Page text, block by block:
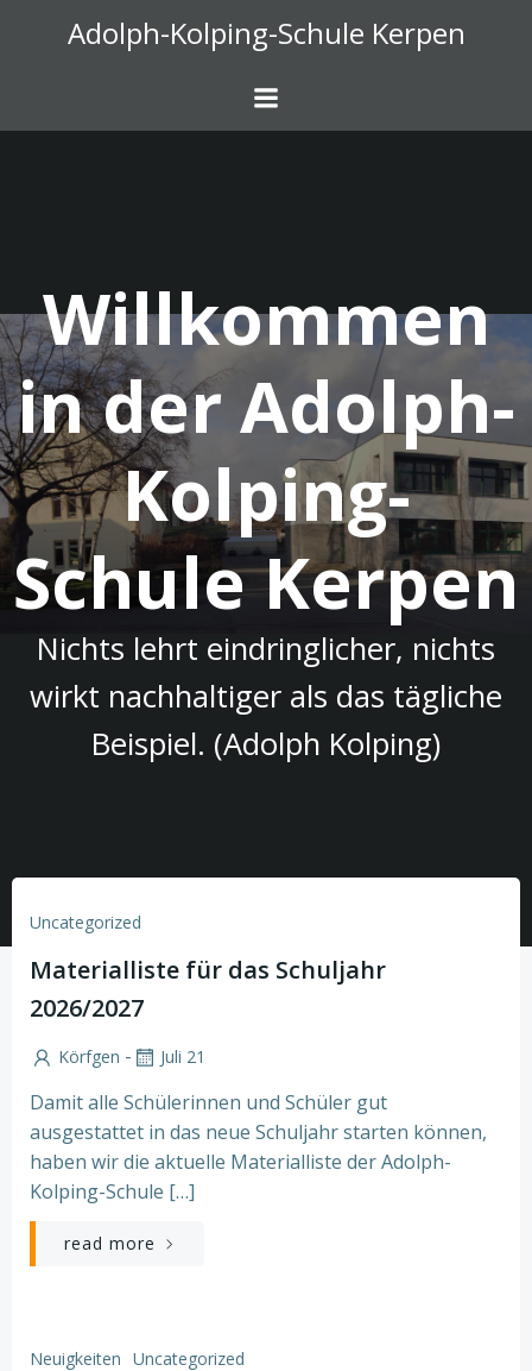
Inhalt
Adolph-Kolping-Schule Kerpen
Willkommen
in der Adolph-
Kolping-
Schule Kerpen
Nichts lehrt eindringlicher, nichts
wirkt nachhaltiger als das tägliche
Beispiel. (Adolph Kolping)
Uncategorized
Materialliste für das Schuljahr
2026/2027
Körfgen - Juli 21
Damit alle Schülerinnen und Schüler gut
ausgestattet in das neue Schuljahr starten können,
haben wir die aktuelle Materialliste der Adolph-
Kolping-Schule […]
read more
Neuigkeiten Uncategorized